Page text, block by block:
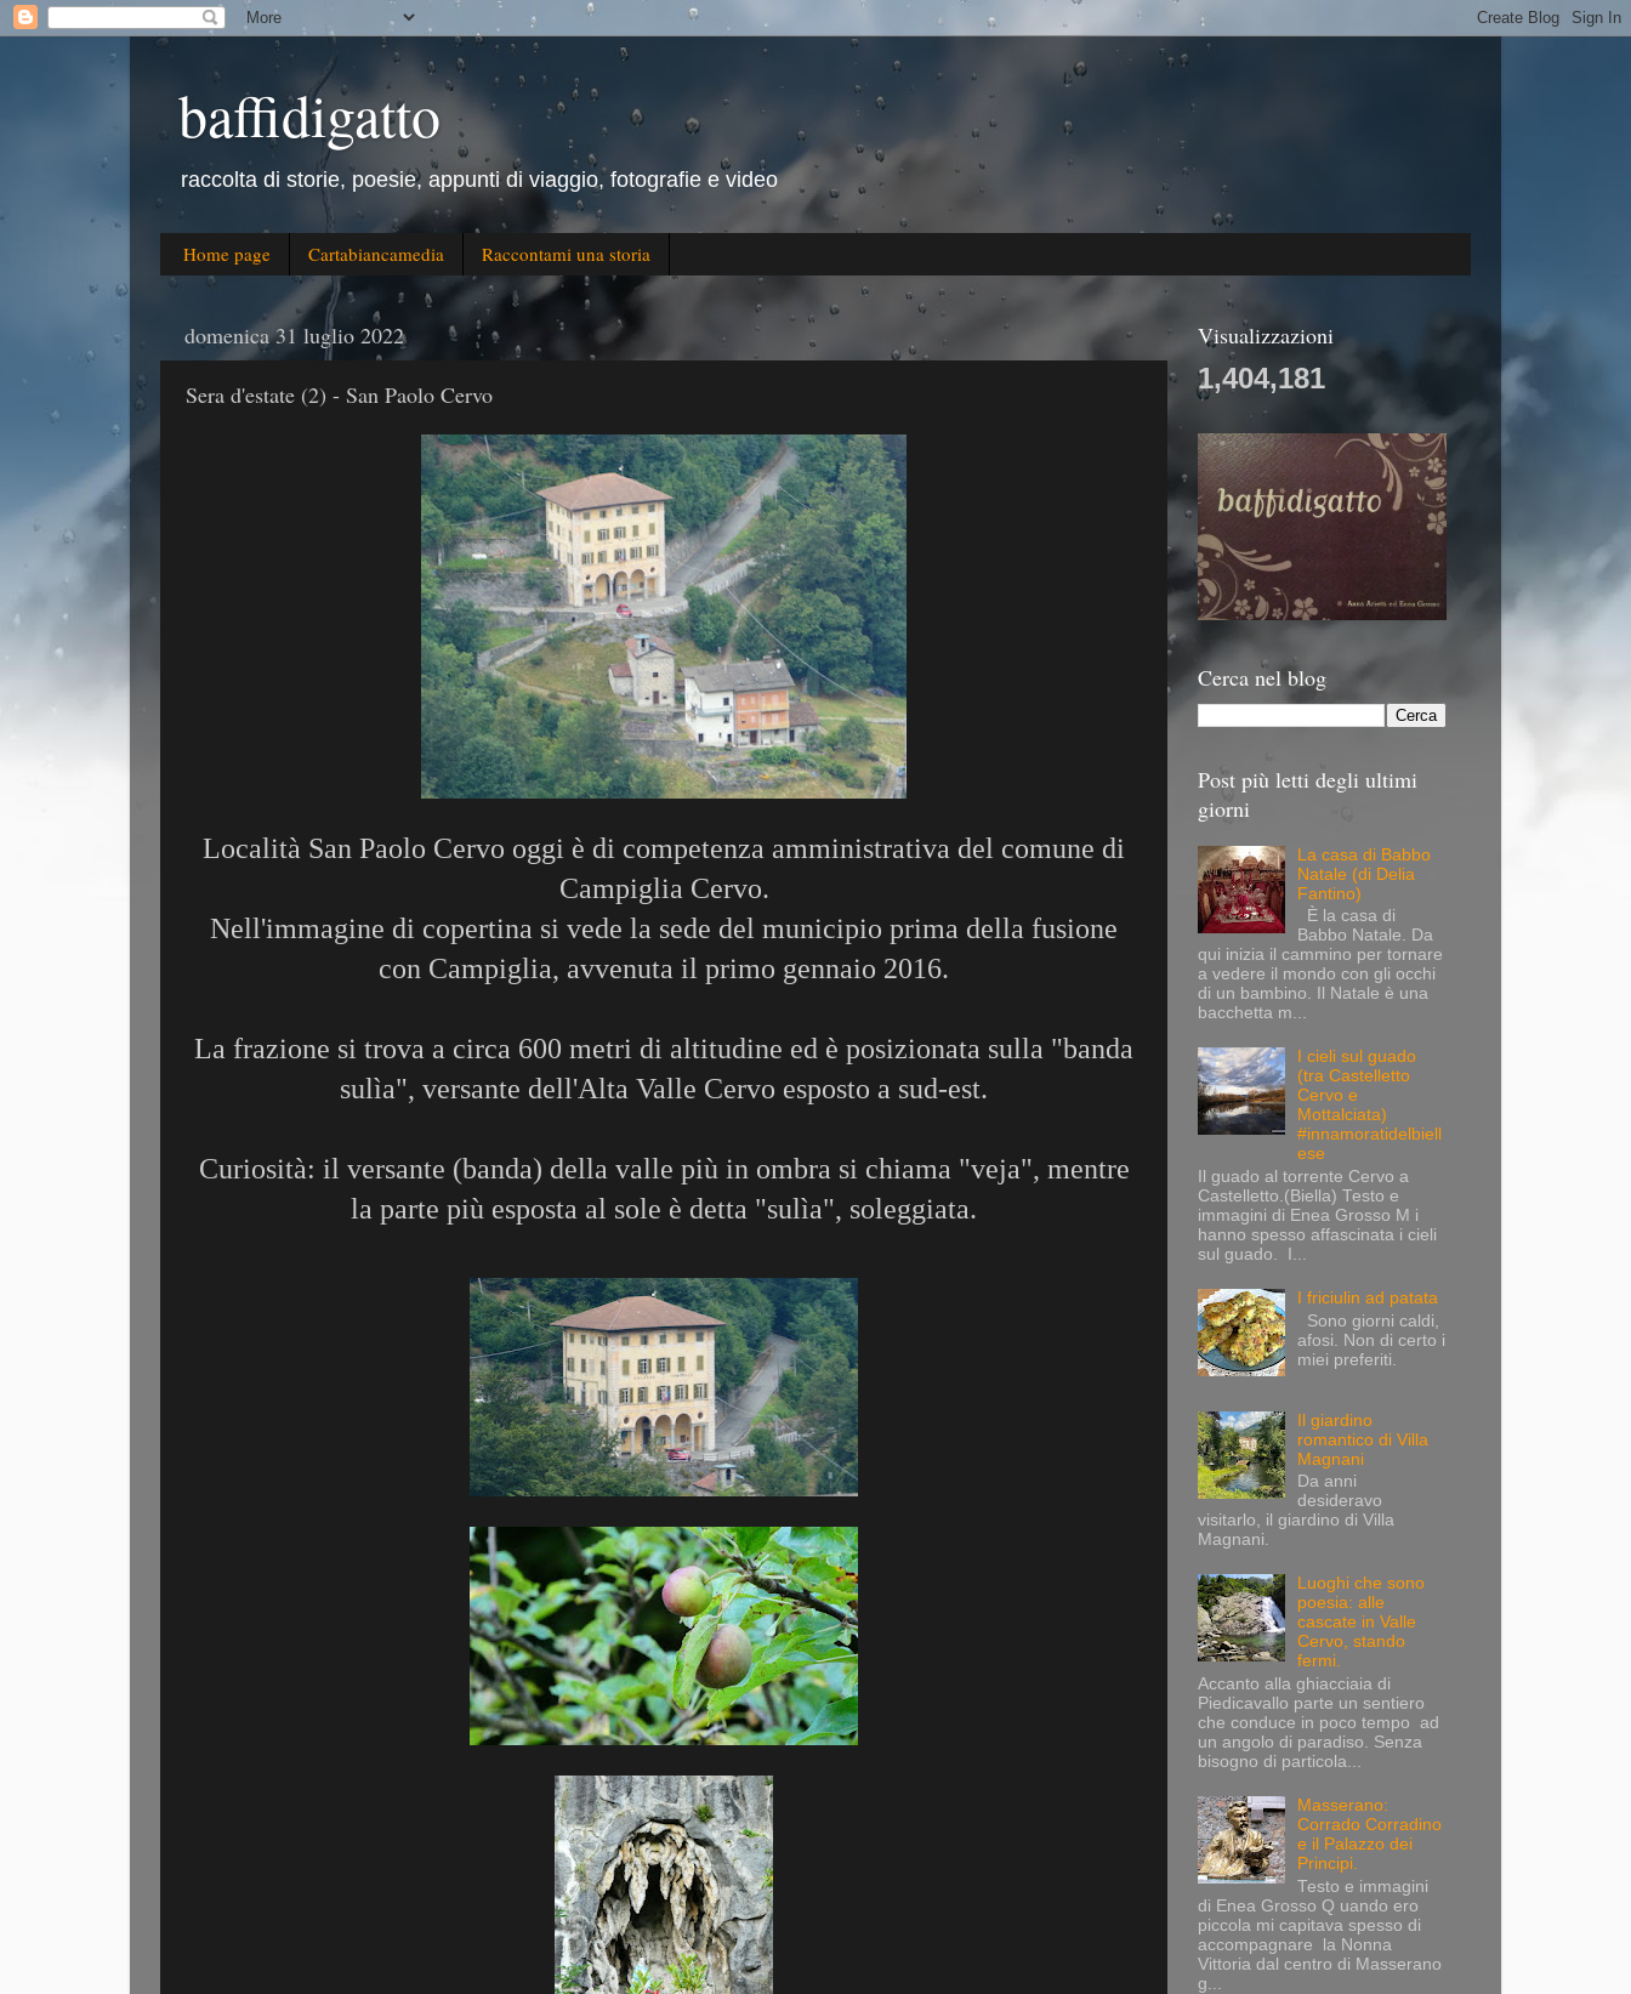
baffidigatto
raccolta di storie, poesie, appunti di viaggio, fotografie e video
Home page Cartabiancamedia Raccontami una storia
domenica 31 luglio 2022
Sera d'estate (2) - San Paolo Cervo
Località San Paolo Cervo oggi è di competenza amministrativa del comune di
Campiglia Cervo.
Nell'immagine di copertina si vede la sede del municipio prima della fusione
con Campiglia, avvenuta il primo gennaio 2016.
La frazione si trova a circa 600 metri di altitudine ed è posizionata sulla "banda
sulìa", versante dell'Alta Valle Cervo esposto a sud-est.
Curiosità: il versante (banda) della valle più in ombra si chiama "veja", mentre
la parte più esposta al sole è detta "sulìa", soleggiata.
Visualizzazioni
1,404,181
Cerca nel blog
Post più letti degli ultimi
giorni
La casa di Babbo
Natale (di Delia
Fantino)
È la casa di
Babbo Natale. Da
qui inizia il cammino per tornare
a vedere il mondo con gli occhi
di un bambino. Il Natale è una
bacchetta m...
I cieli sul guado
(tra Castelletto
Cervo e
Mottalciata)
#innamoratidelbiell
ese
Il guado al torrente Cervo a
Castelletto.(Biella) Testo e
immagini di Enea Grosso M i
hanno spesso affascinata i cieli
sul guado. I...
I friciulin ad patata
Sono giorni caldi,
afosi. Non di certo i
miei preferiti.
Il giardino
romantico di Villa
Magnani
Da anni
desideravo
visitarlo, il giardino di Villa
Magnani.
Luoghi che sono
poesia: alle
cascate in Valle
Cervo, stando
fermi.
Accanto alla ghiacciaia di
Piedicavallo parte un sentiero
che conduce in poco tempo ad
un angolo di paradiso. Senza
bisogno di particola...
Masserano:
Corrado Corradino
e il Palazzo dei
Principi.
Testo e immagini
di Enea Grosso Q uando ero
piccola mi capitava spesso di
accompagnare la Nonna
Vittoria dal centro di Masserano
g...